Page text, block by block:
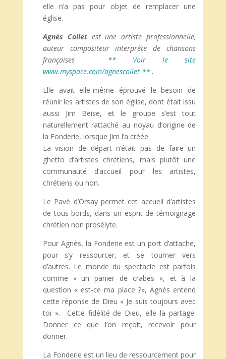
elle n’a pas pour objet de remplacer une
église.
Agnès Colletest une artiste professionnelle,
auteur compositeur interprète de chansons
françaises ** Voir le site
www.myspace.com/agnescollet ** .
Elle avait elle-même éprouvé le besoin de
réunir les artistes de son église, dont était issu
aussi Jim Beise, et le groupe s’est tout
naturellement rattaché au noyau d’origine de
la Fonderie, lorsque Jim l’a créée.
La vision de départ n’était pas de faire un
ghetto d’artistes chrétiens, mais plutôt une
communauté d’accueil pour les artistes,
chrétiens ou non.
Le Pavé d’Orsay permet cet accueil d’artistes
de tous bords, dans un esprit de témoignage
chrétien non prosélyte.
Pour Agnès, la Fonderie est un port d’attache,
pour s’y ressourcer, et se tourner vers
d’autres. Le monde du spectacle est parfois
comme « un panier de crabes », et à la
question « est-ce ma place ?», Agnès entend
cette réponse de Dieu « Je suis toujours avec
toi ». Cette fidélité de Dieu, elle la partage.
Donner ce que l’on reçoit, recevoir pour
donner.
La Fonderie est un lieu de ressourcement pour